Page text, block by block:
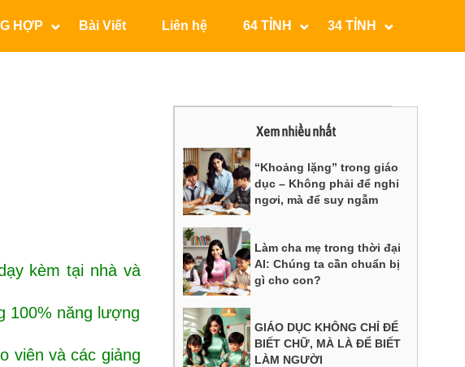
HỢP Bài Viết Liên hệ 64 TỈNH 34 TỈNH
kèm tại nhà và
100% năng lượng
viên và các giảng
Xem nhiều nhất
“Khoảng lặng” trong giáo
dục – Không phải để nghỉ
ngơi, mà để suy ngẫm
Làm cha mẹ trong thời đại
AI: Chúng ta cần chuẩn bị
gì cho con?
GIÁO DỤC KHÔNG CHỈ ĐỂ
BIẾT CHỮ, MÀ LÀ ĐỂ BIẾT
LÀM NGƯỜI